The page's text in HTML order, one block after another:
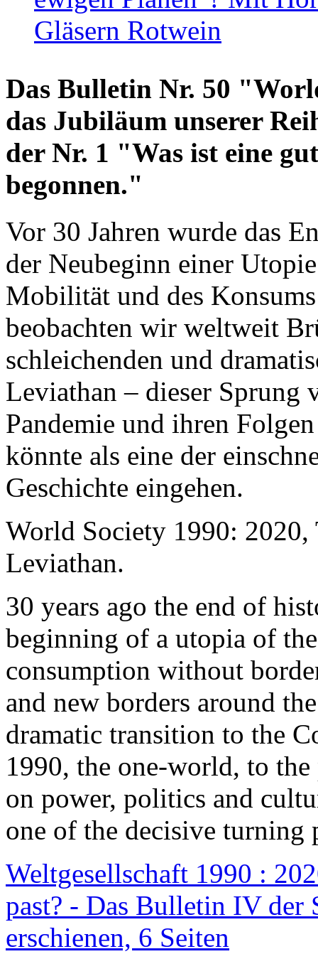
Gläsern Rotwein
Das Bulletin Nr. 50
das Jubiläum unserer
der Nr. 1 "Was ist eine
begonnen."
Vor 30 Jahren wurde das
der Neubeginn einer
Mobilität und des
beobachten wir weltweit
schleichenden und
Leviathan – dieser Sprung
Pandemie und ihren
könnte als eine der
Geschichte eingehen.
World Society 1990: 2020,
Leviathan.
30 years ago the end of
beginning of a utopia of
consumption without
and new borders around
dramatic transition to the
1990, the one-world, to the
on power, politics and
one of the decisive turning
Weltgesellschaft 1990 :
past? - Das Bulletin IV der
erschienen, 6 Seiten